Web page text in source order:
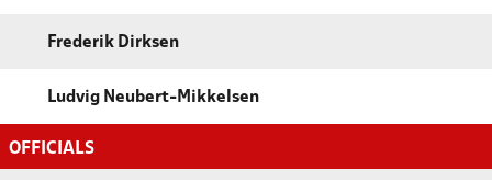
Frederik Dirksen
Ludvig Neubert-Mikkelsen
OFFICIALS